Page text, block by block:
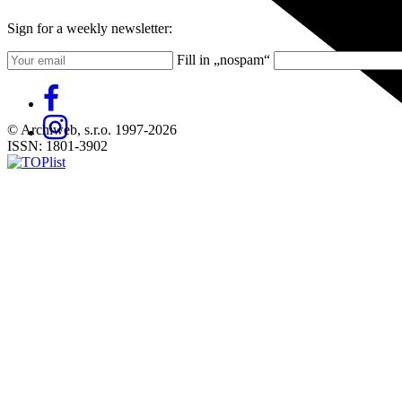
Sign for a weekly newsletter:
Fill in „nospam“
© Archiweb, s.r.o. 1997-2026
ISSN: 1801-3902